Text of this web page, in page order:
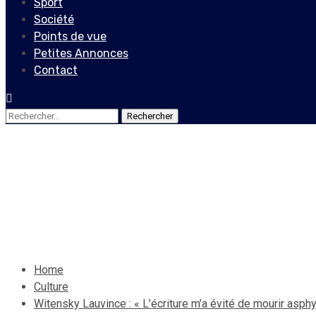
Société
Points de vue
Petites Annonces
Contact
Rechercher :
Home
Culture
Witensky Lauvince : « L’écriture m’a évité de mourir